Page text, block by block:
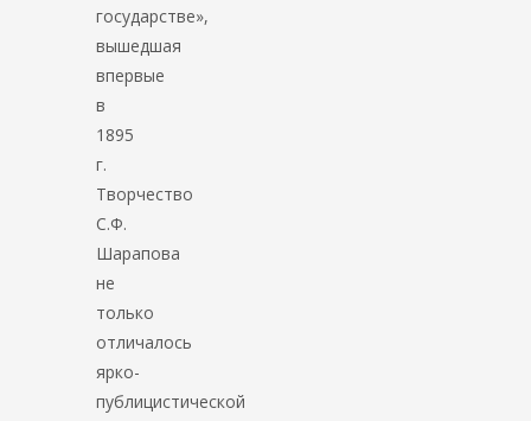
государстве»,
вышедшая
впервые
в
1895
г.
Творчество
С.Ф.
Шарапова
не
только
отличалось
ярко-
публицистической